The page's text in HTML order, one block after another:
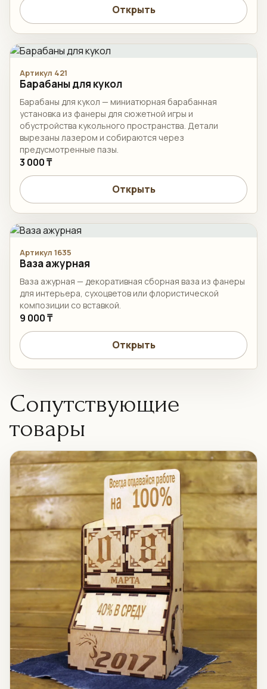
Открыть
Артикул 421
Барабаны для кукол
Барабаны для кукол — миниатюрная барабанная
установка из фанеры для сюжетной игры и
обустройства кукольного пространства. Детали
вырезаны лазером и собираются через
предусмотренные пазы.
3 000 ₸
Открыть
Артикул 1635
Ваза ажурная
Ваза ажурная — декоративная сборная ваза из фанеры
для интерьера, сухоцветов или флористической
композиции со вставкой.
9 000 ₸
Открыть
Сопутствующие
товары